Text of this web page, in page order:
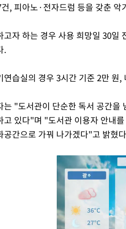
, 피아노·전자드럼 등을 갖춘
고자 하는 경우 사용 희망일 30일
.
연습실의 경우 3시간 기준 2만 원
는 "도서관이 단순한 독서 공간을
고 있다"며 "도서관 이용자 안내
공간으로 가꿔 나가겠다"고 밝혔